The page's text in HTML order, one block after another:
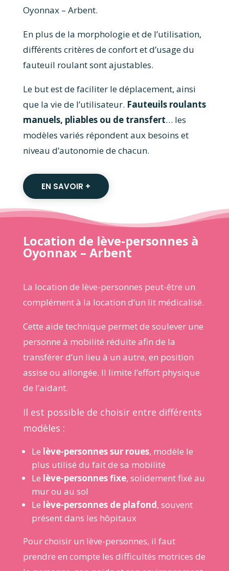
Oyonnax – Arbent.
En plus de la morphologie et de l’utilisation,
différents critères de confort et d’usage du
fauteuil roulant sont ajustables.
Le but est de faciliter le déplacement, ainsi
que la vie de l’utilisateur. Fauteuils roulants
manuels, pliables ou de transfert… les
modèles variés répondent aux besoins et
niveau d’autonomie de chacun.
EN SAVOIR +
Location de lève-personnes à
Oyonnax – Arbent
La location de lève-personnes peut-être un
complément à la location d’un lit médicalisé.
Cette aide technique permet de soulever une
personne à mobilité réduite afin de la
transférer d’un lieu à un autre, en position
assise ou allongée. Il limite l’effort physique
de l’aidant.
Il est possible de choisir entre différents
modèles :
Le lève-personnes sur roues, modèle le
plus utilisé du fait de sa mobilité
Le lève-personnes fixe, solidement fixé au
mur ou au sol
Le lève-personnes de plafond, souvent
présent dans les hôpitaux
Pour choisir un lève-personnes, il faut
prendre en compte les difficultés motrices de